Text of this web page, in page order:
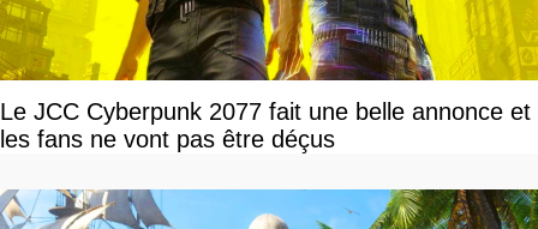
Le JCC Cyberpunk 2077 fait une belle annonce et
les fans ne vont pas être déçus